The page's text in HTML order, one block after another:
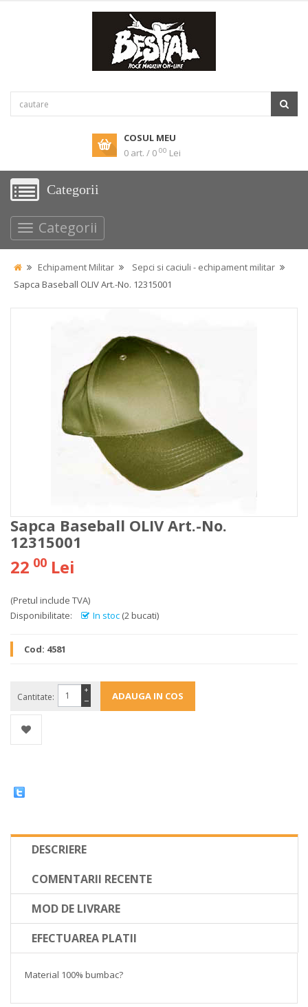
COSUL MEU
0 art. / 0 00 Lei
Categorii
Categorii
Echipament Militar
Sepci si caciuli - echipament militar
Sapca Baseball OLIV Art.-No. 12315001
Sapca Baseball OLIV Art.-No.
12315001
22 00 Lei
(Pretul include TVA)
Disponibilitate:
In stoc (2 bucati)
Cod: 4581
Cantitate: −
+
DESCRIERE
COMENTARII RECENTE
MOD DE LIVRARE
EFECTUAREA PLATII
Material 100% bumbac?